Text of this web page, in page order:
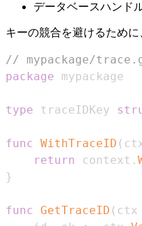
データベースハンド
キーの競合を避けるため
// mypackage/
package
type traceIDKey
func WithTraceID (
return
context .
}
func GetTraceID ( ctx